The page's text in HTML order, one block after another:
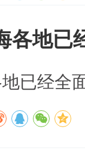
各地已
已经全